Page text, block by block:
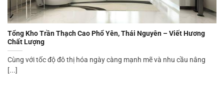
Tổng Kho Trần Thạch Cao Phổ Yên, Thái Nguyên – Viết Hương
Chất Lượng
Cùng với tốc độ đô thị hóa ngày càng mạnh mẽ và nhu cầu nâng
[...]